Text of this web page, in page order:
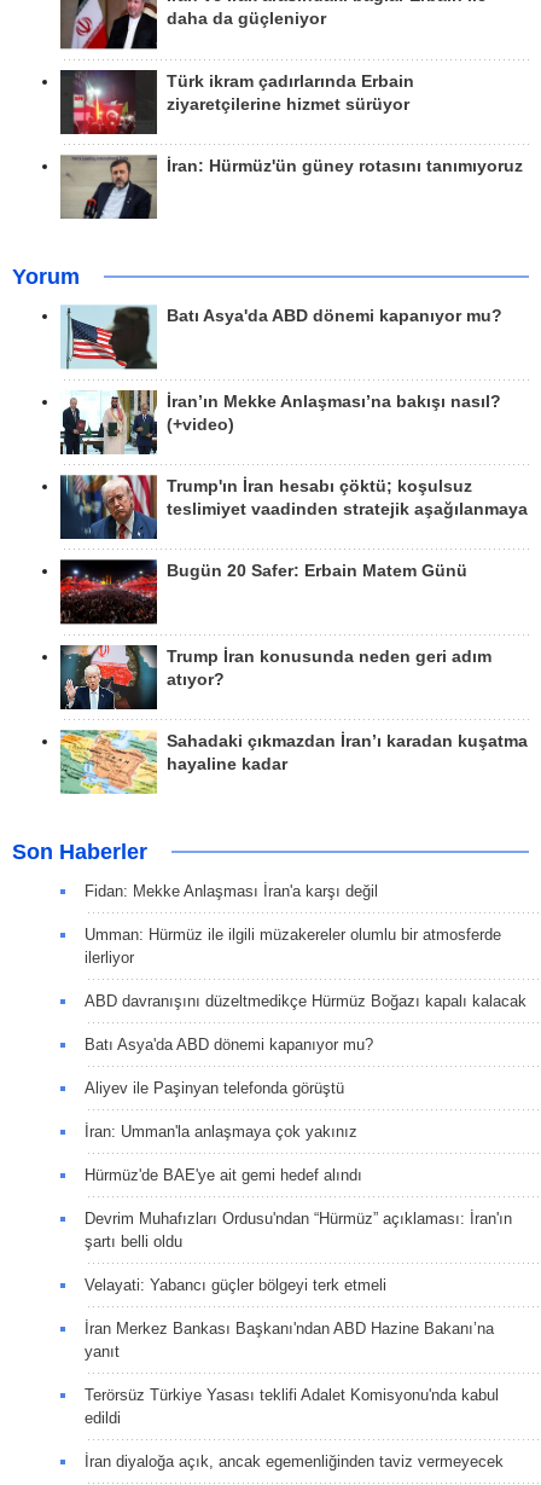
daha da güçleniyor
Türk ikram çadırlarında Erbain
ziyaretçilerine hizmet sürüyor
İran: Hürmüz'ün güney rotasını tanımıyoruz
Yorum
Batı Asya'da ABD dönemi kapanıyor mu?
İran’ın Mekke Anlaşması’na bakışı nasıl?
(+video)
Trump'ın İran hesabı çöktü; koşulsuz
teslimiyet vaadinden stratejik aşağılanmaya
Bugün 20 Safer: Erbain Matem Günü
Trump İran konusunda neden geri adım
atıyor?
Sahadaki çıkmazdan İran’ı karadan kuşatma
hayaline kadar
Son Haberler
Fidan: Mekke Anlaşması İran'a karşı değil
Umman: Hürmüz ile ilgili müzakereler olumlu bir atmosferde
ilerliyor
ABD davranışını düzeltmedikçe Hürmüz Boğazı kapalı kalacak
Batı Asya'da ABD dönemi kapanıyor mu?
Aliyev ile Paşinyan telefonda görüştü
İran: Umman'la anlaşmaya çok yakınız
Hürmüz'de BAE'ye ait gemi hedef alındı
Devrim Muhafızları Ordusu'ndan “Hürmüz” açıklaması: İran'ın
şartı belli oldu
Velayati: Yabancı güçler bölgeyi terk etmeli
İran Merkez Bankası Başkanı'ndan ABD Hazine Bakanı’na
yanıt
Terörsüz Türkiye Yasası teklifi Adalet Komisyonu'nda kabul
edildi
İran diyaloğa açık, ancak egemenliğinden taviz vermeyecek